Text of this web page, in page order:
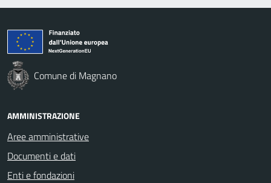
Comune di Magnano
AMMINISTRAZIONE
Aree amministrative
Documenti e dati
Enti e fondazioni